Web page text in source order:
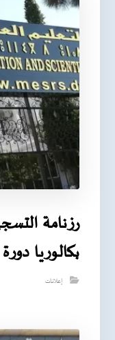
رزنامة
بكالوريا دورة
إعلانات